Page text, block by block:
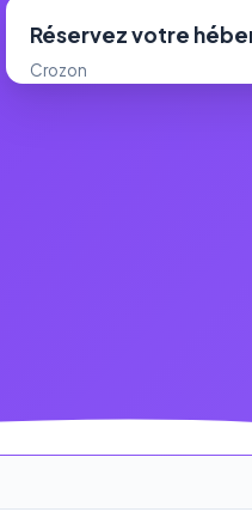
Réservez votre
Crozon